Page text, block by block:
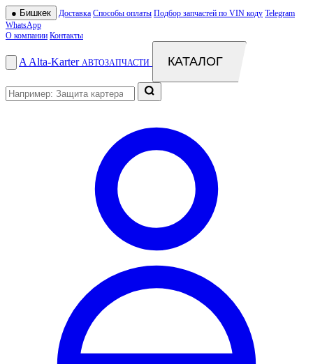
● Бишкек Доставка Способы оплаты Подбор запчастей по VIN коду Telegram
WhatsApp
О компании Контакты
A Alta-Karter АВТОЗАПЧАСТИ КАТАЛОГ